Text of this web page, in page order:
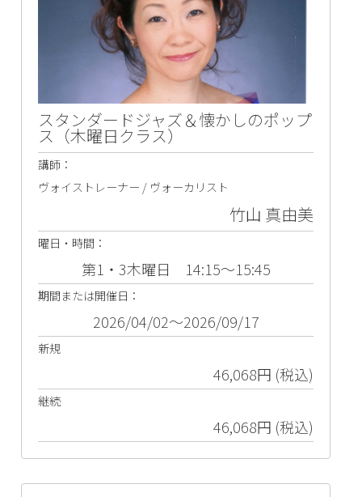
スタンダードジャズ＆懐かしのポップ
ス（木曜日クラス）
講師：
ヴォイストレーナー / ヴォーカリスト
竹山 真由美
曜日・時間：
第1・3木曜日 14:15～15:45
期間または開催日：
2026/04/02～2026/09/17
新規
46,068円 (税込)
継続
46,068円 (税込)